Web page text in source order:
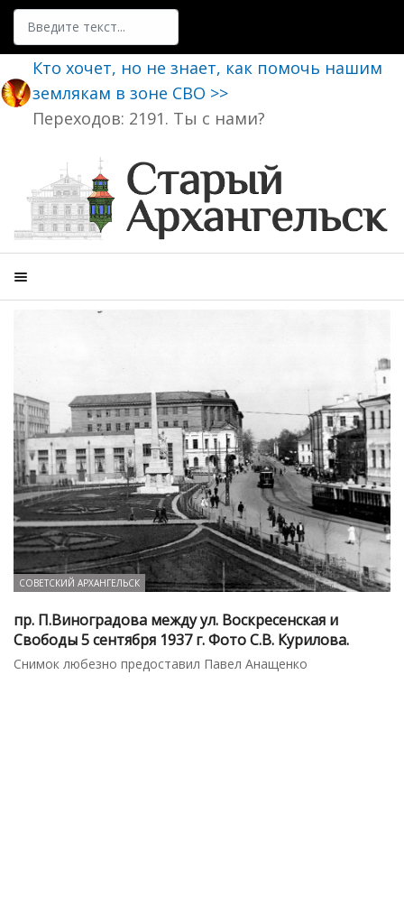
Поиск
Кто хочет, но не знает, как помочь нашим
землякам в зоне СВО >>
Переходов: 2191. Ты с нами?
СОВЕТСКИЙ АРХАНГЕЛЬСК
пр. П.Виноградова между ул. Воскресенская и
Свободы 5 сентября 1937 г. Фото С.В. Курилова.
Снимок любезно предоставил Павел Анащенко